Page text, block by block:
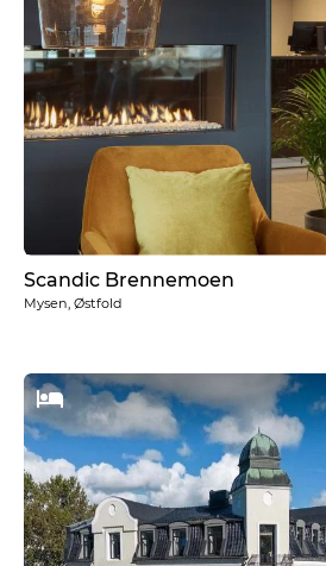
Scandic Brennemoen
Mysen, Østfold